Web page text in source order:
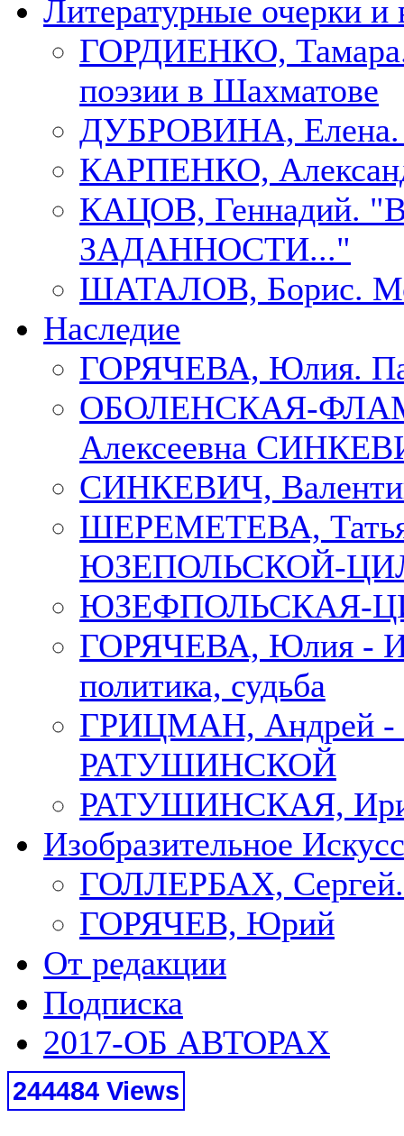
Литературные очерки и
ГОРДИЕНКО, Тамара.
поэзии в Шахматове
ДУБРОВИНА,
КАРПЕНКО,
КАЦОВ, Геннадий.
ЗАДАННОСТИ..."
ШАТАЛОВ, Борис.
Наследие
ГОРЯЧЕВА, Юлия.
ОБОЛЕНСКАЯ-ФЛАМ,
Алексеевна
СИНКЕВИЧ,
ШЕРЕМЕТЕВА,
ЮЗЕПОЛЬСКОЙ-
ЮЗЕФПОЛЬСКАЯ-
ГОРЯЧЕВА, Юлия -
политика, судьба
ГРИЦМАН,
РАТУШИНСКОЙ
РАТУШИНСКАЯ,
Изобразительное
ГОЛЛЕРБАХ, Сергей.
ГОРЯЧЕВ, Юрий
От редакции
Подписка
2017-ОБ АВТОРАХ
244484 Views